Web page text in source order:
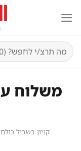
content
חיפוש
עבור:
קניון בשביל כולם